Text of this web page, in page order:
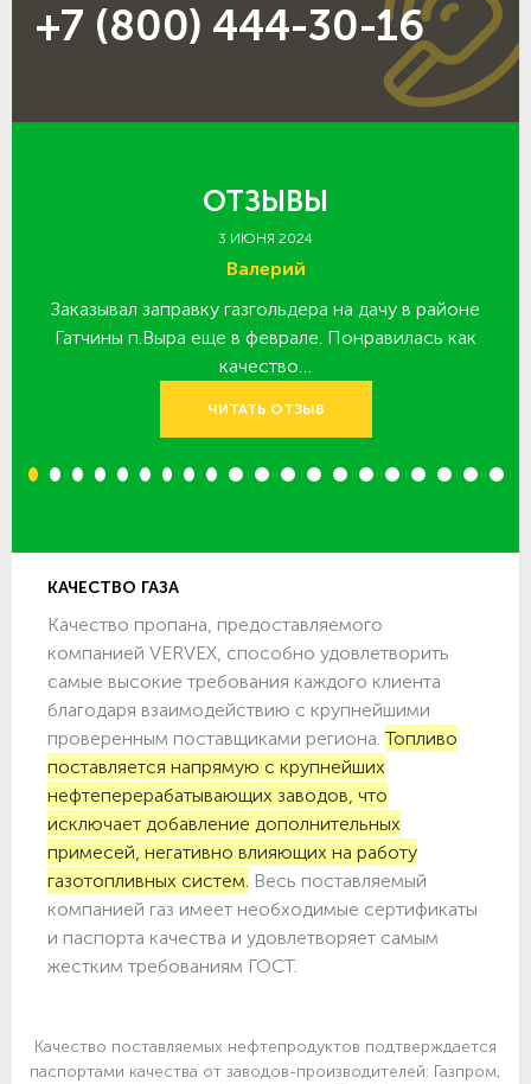
+7 (800) 444-30-16
ОТЗЫВЫ
3 ИЮНЯ 2024
Валерий
Заказывал заправку газгольдера на дачу в районе
Гатчины п.Выра еще в феврале. Понравилась как
качество…
ЧИТАТЬ ОТЗЫВ
1 2 3 4 5 6 7 8 9 10 11 12 13 14 15 16 17 18 19 20
КАЧЕСТВО ГАЗА
Качество пропана, предоставляемого
компанией VERVEX, способно удовлетворить
самые высокие требования каждого клиента
благодаря взаимодействию с крупнейшими
проверенным поставщиками региона.Топливо
поставляется напрямую с крупнейших
нефтеперерабатывающих заводов, что
исключает добавление дополнительных
примесей, негативно влияющих на работу
газотопливных систем. Весь поставляемый
компанией газ имеет необходимые сертификаты
и паспорта качества и удовлетворяет самым
жестким требованиям ГОСТ.
Качество поставляемых нефтепродуктов подтверждается
паспортами качества от заводов-производителей: Газпром,